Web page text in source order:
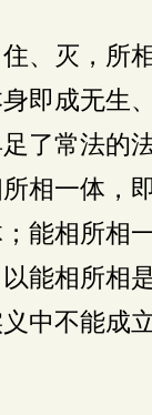
、灭，所
即成无生
了常法的
相一体，
能相所相
能相所相
中不能成